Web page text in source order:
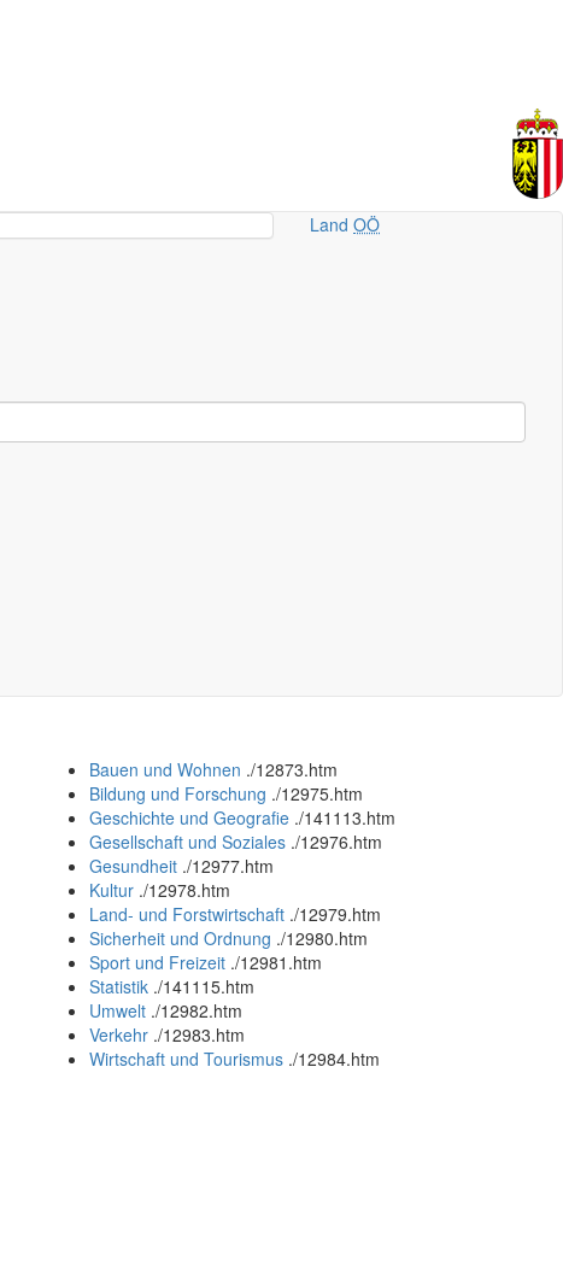
LandOÖ
Bauen und Wohnen ./12873.htm
Bildung und Forschung ./12975.htm
Geschichte und Geografie ./141113.htm
Gesellschaft und Soziales ./12976.htm
Gesundheit ./12977.htm
Kultur ./12978.htm
Land- und Forstwirtschaft ./12979.htm
Sicherheit und Ordnung ./12980.htm
Sport und Freizeit ./12981.htm
Statistik ./141115.htm
Umwelt ./12982.htm
Verkehr ./12983.htm
Wirtschaft und Tourismus ./12984.htm